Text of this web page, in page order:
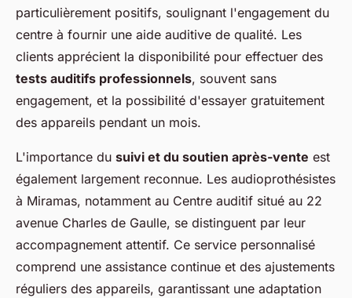
particulièrement positifs, soulignant l'engagement du
centre à fournir une aide auditive de qualité. Les
clients apprécient la disponibilité pour effectuer des
tests auditifs professionnels, souvent sans
engagement, et la possibilité d'essayer gratuitement
des appareils pendant un mois.
L'importance du suivi et du soutien après-vente est
également largement reconnue. Les audioprothésistes
à Miramas, notamment au Centre auditif situé au 22
avenue Charles de Gaulle, se distinguent par leur
accompagnement attentif. Ce service personnalisé
comprend une assistance continue et des ajustements
réguliers des appareils, garantissant une adaptation